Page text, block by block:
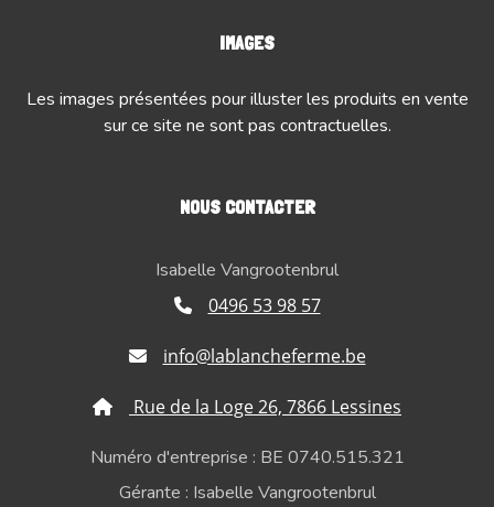
IMAGES
Les images présentées pour illuster les produits en vente
sur ce site ne sont pas contractuelles.
NOUS CONTACTER
Isabelle Vangrootenbrul
0496 53 98 57
info@lablancheferme.be
Rue de la Loge 26, 7866 Lessines
Numéro d'entreprise : BE 0740.515.321
Gérante : Isabelle Vangrootenbrul